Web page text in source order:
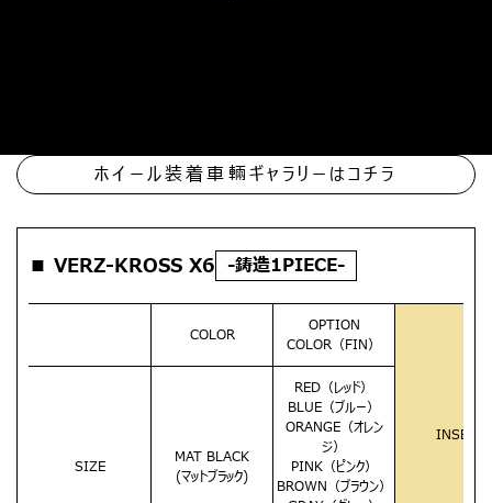
ホイール装着車輛ギャラリーはコチラ
■ VERZ-KROSS X6 -鋳造1PIECE-
COLOR
OPTION
COLOR（FIN）
INSET
SIZE
MAT BLACK
(マットブラック)
RED（レッド）
BLUE（ブルー）
ORANGE（オレン
ジ）
PINK（ピンク）
BROWN（ブラウン）